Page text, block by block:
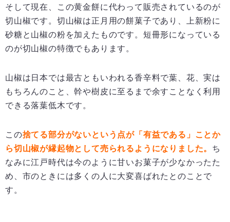
そして現在、この黄金餅に代わって販売されているのが
切山椒です。切山椒は正月用の餅菓子であり、上新粉に
砂糖と山椒の粉を加えたものです。短冊形になっている
のが切山椒の特徴でもあります。
山椒は日本では最古ともいわれる香辛料で葉、花、実は
もちろんのこと、幹や樹皮に至るまで余すことなく利用
できる落葉低木です。
この捨てる部分がないという点が「有益である」ことか
ら切山椒が縁起物として売られるようになりました。 ち
なみに江戸時代は今のように甘いお菓子が少なかったた
め、市のときには多くの人に大変喜ばれたとのことで
す。